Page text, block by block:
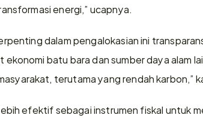
energi,” ucapnya.
dalam pengalokasian ini
batu bara dan sumber daya alam
terutama yang rendah karbon,”
efektif sebagai instrumen fiskal untuk